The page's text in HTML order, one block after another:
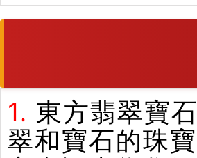
1. 東方翡翠寶
翠和寶石的珠